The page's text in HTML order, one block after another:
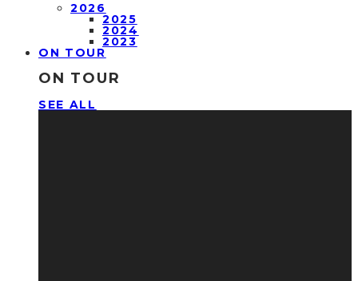
2026
2025
2024
2023
ON TOUR
ON TOUR
SEE ALL